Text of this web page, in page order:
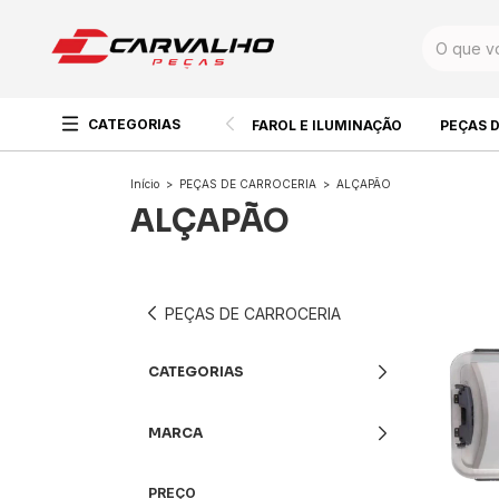
CATEGORIAS FAROL E ILUMINAÇÃO PEÇAS
Início > PEÇAS DE CARROCERIA > ALÇAPÃO
ALÇAPÃO
PEÇAS DE CARROCERIA
CATEGORIAS
MARCA
PREÇO